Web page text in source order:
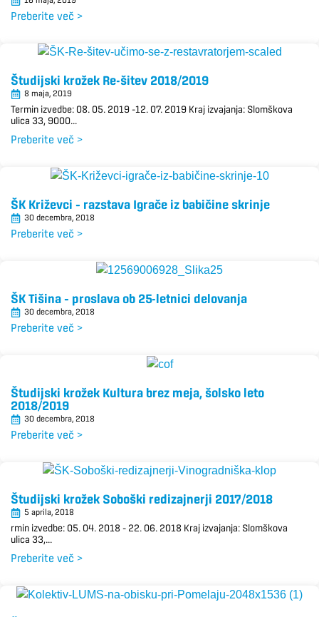
Preberite več >
Študijski krožek Re-šitev 2018/2019
8 maja, 2019
Termin izvedbe: 08. 05. 2019 –12. 07. 2019 Kraj izvajanja: Slomškova
ulica 33, 9000...
Preberite več >
ŠK Križevci – razstava Igrače iz babičine skrinje
30 decembra, 2018
Preberite več >
ŠK Tišina – proslava ob 25-letnici delovanja
30 decembra, 2018
Preberite več >
Študijski krožek Kultura brez meja, šolsko leto
2018/2019
30 decembra, 2018
Preberite več >
Študijski krožek Soboški redizajnerji 2017/2018
5 aprila, 2018
rmin izvedbe: 05. 04. 2018 – 22. 06. 2018 Kraj izvajanja: Slomškova
ulica 33,...
Preberite več >